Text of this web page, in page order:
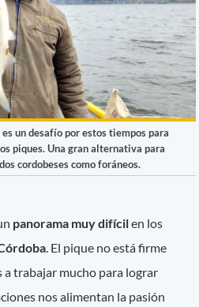
un desafío por estos tiempos para
piques. Una gran alternativa para
cordobeses como foráneos.
panorama muy difícilen los
. El pique no está firme
a trabajar mucho para lograr
nos alimentan la pasión